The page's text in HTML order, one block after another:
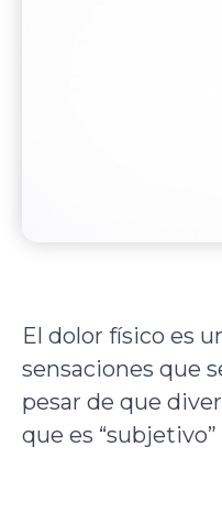
El dolor físico es
sensaciones que
pesar de que
que es “subjetivo”